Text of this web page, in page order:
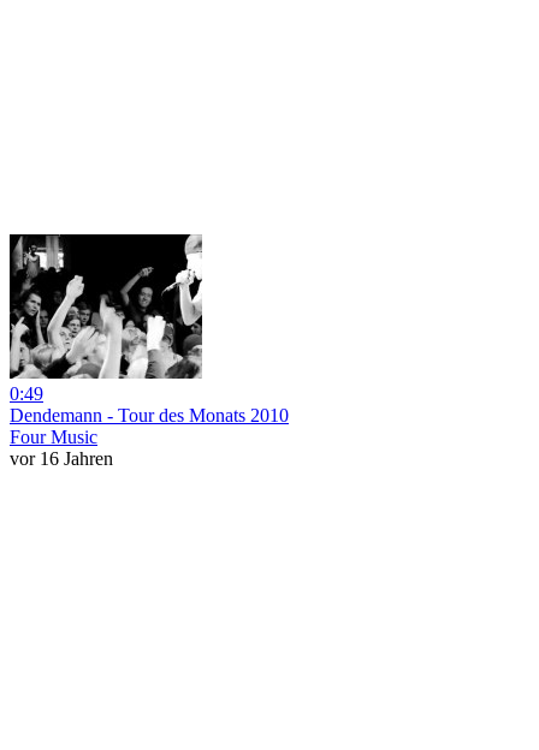
0:49
Dendemann - Tour des Monats 2010
Four Music
vor 16 Jahren